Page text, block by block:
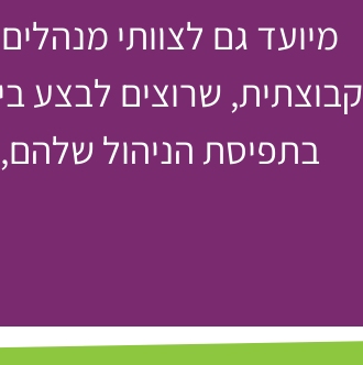
מיועד גם לצוותי
קבוצתית, שרוצים לבצע
בתפיסת הניהול שלהם,